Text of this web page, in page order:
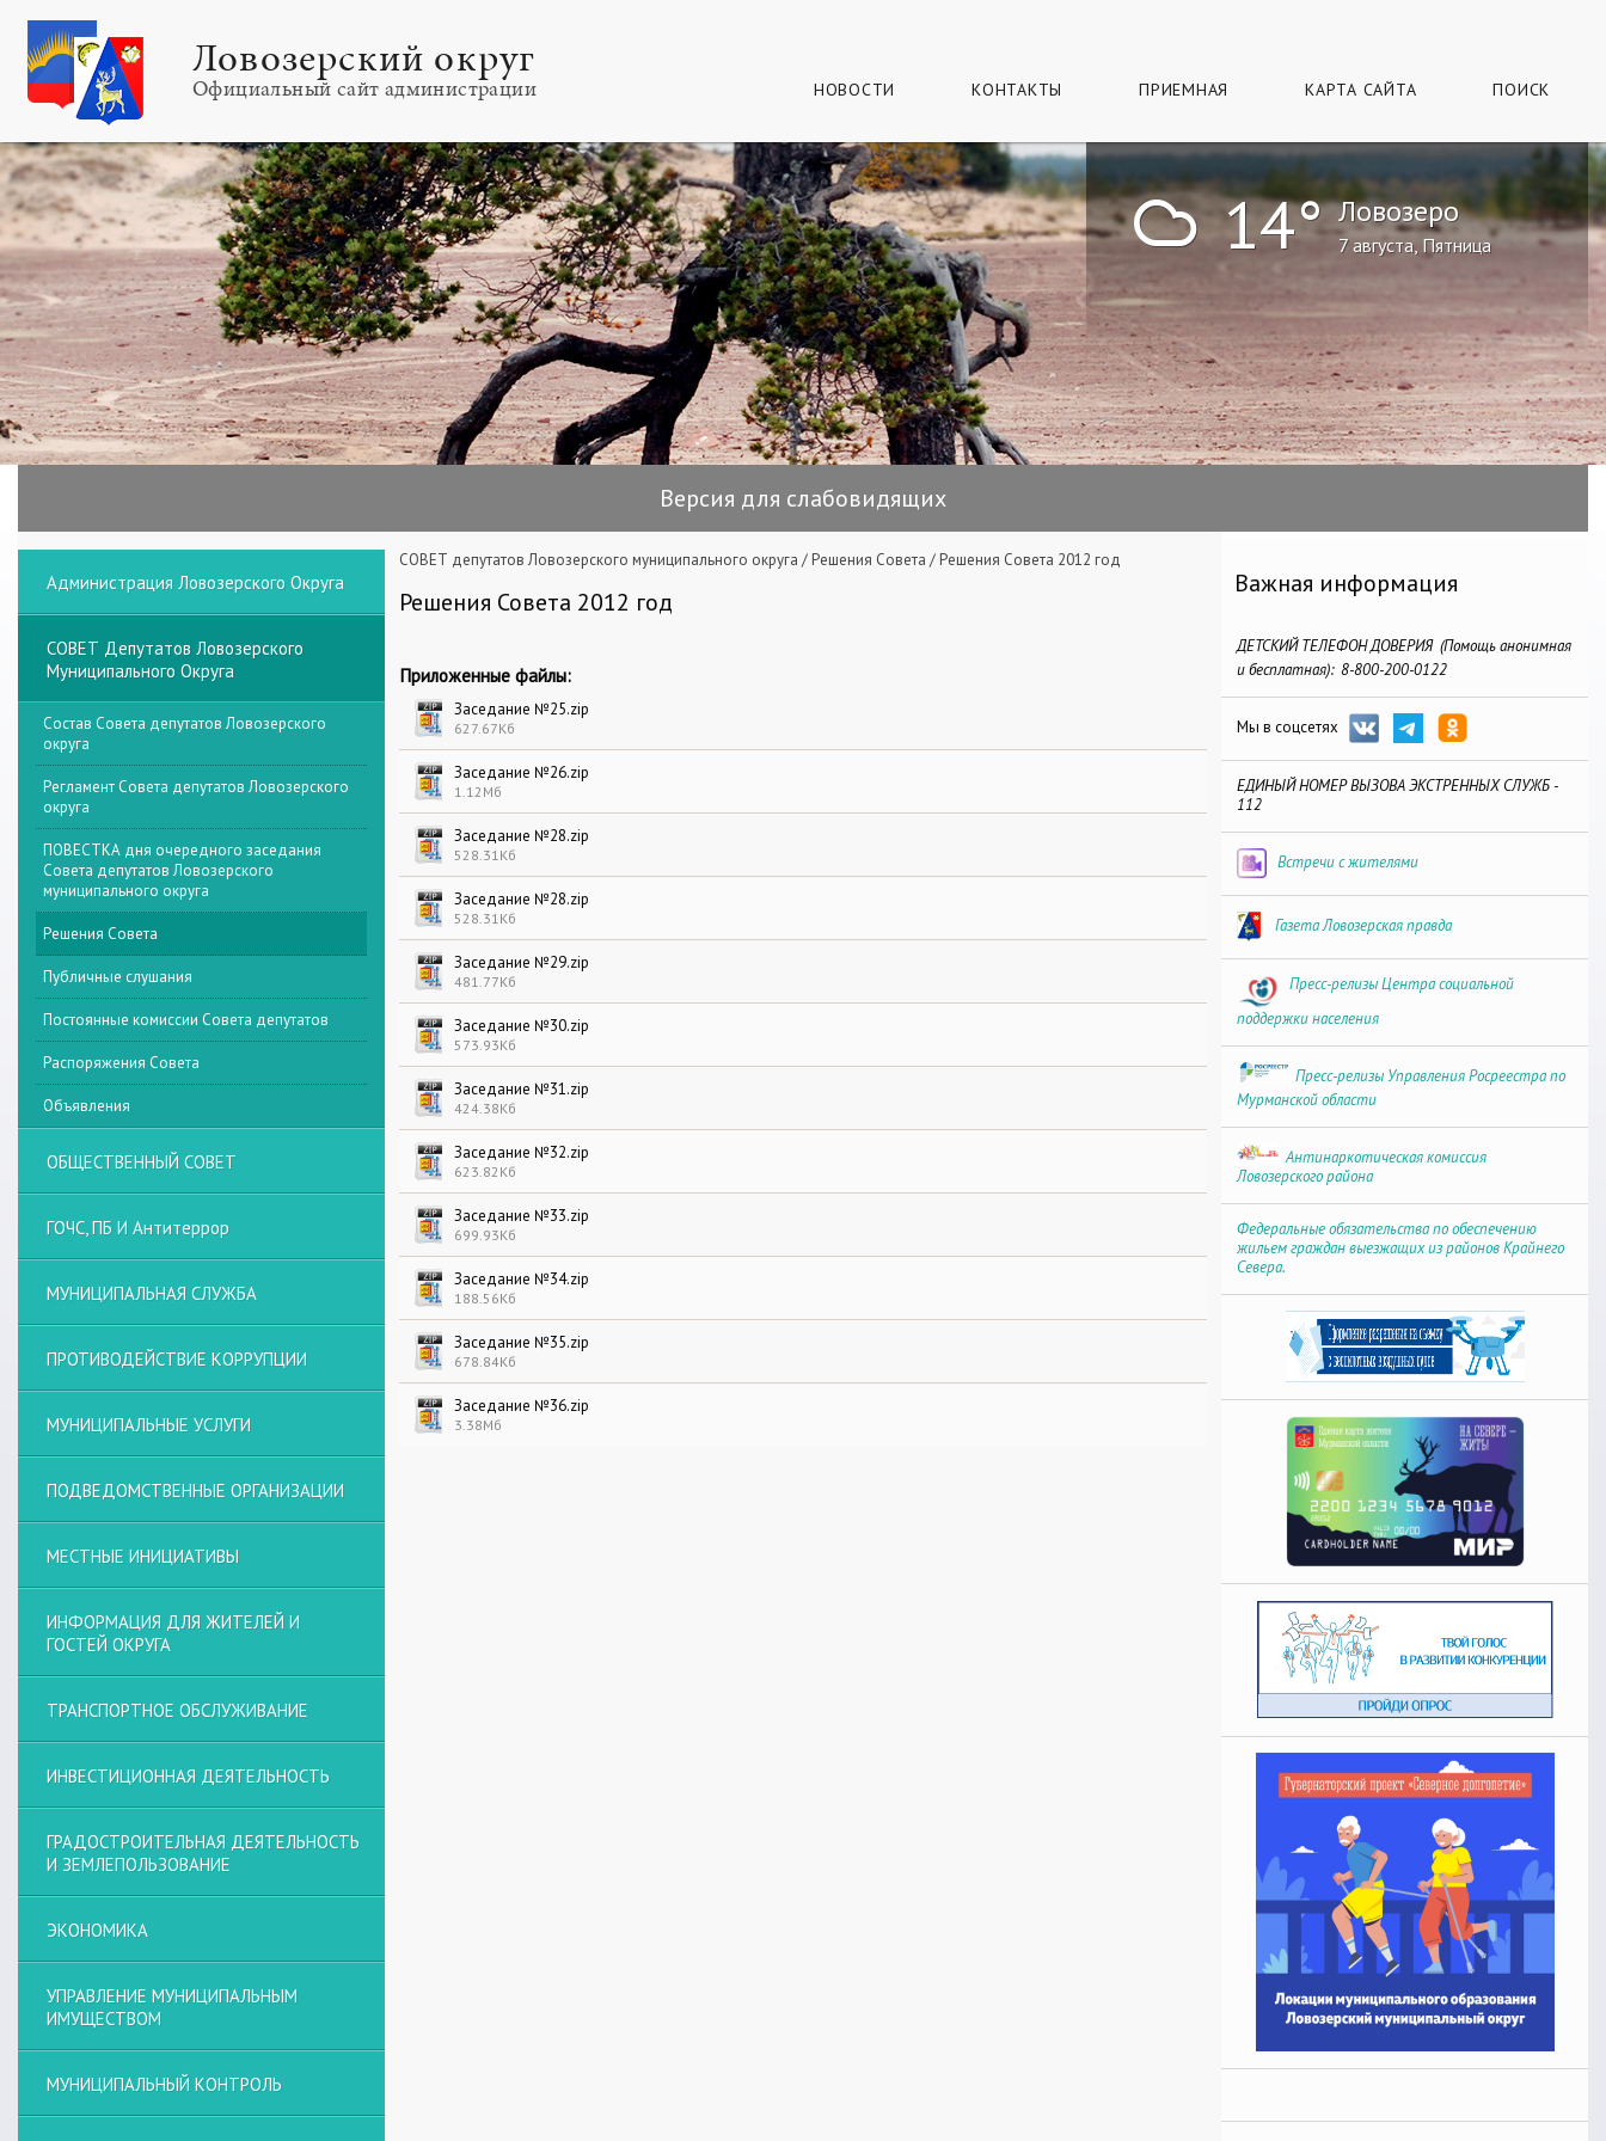
Ловозерский округ
Официальный сайт администрации НОВОСТИ КОНТАКТЫ ПРИЕМНАЯ КАРТА САЙТА ПОИСК
! 14° Ловозеро
7 августа, Пятница
Версия для слабовидящих
СОВЕТ депутатов Ловозерского муниципального округа / Решения Совета / Решения Совета 2012 год
Решения Совета 2012 год
Приложенные файлы:
Заседание №25.zip
627.67Кб
Заседание №26.zip
1.12Мб
Заседание №28.zip
528.31Кб
Заседание №28.zip
528.31Кб
Заседание №29.zip
481.77Кб
Заседание №30.zip
573.93Кб
Заседание №31.zip
424.38Кб
Заседание №32.zip
623.82Кб
Заседание №33.zip
699.93Кб
Заседание №34.zip
188.56Кб
Заседание №35.zip
678.84Кб
Заседание №36.zip
3.38Мб
Администрация Ловозерского Округа
СОВЕТ Депутатов Ловозерского
Муниципального Округа
Состав Совета депутатов Ловозерского
округа
Регламент Совета депутатов Ловозерского
округа
ПОВЕСТКА дня очередного заседания
Совета депутатов Ловозерского
муниципального округа
Решения Совета
Публичные слушания
Постоянные комиссии Совета депутатов
Распоряжения Совета
Объявления
ОБЩЕСТВЕННЫЙ СОВЕТ
ГОЧС, ПБ И Антитеррор
МУНИЦИПАЛЬНАЯ СЛУЖБА
ПРОТИВОДЕЙСТВИЕ КОРРУПЦИИ
МУНИЦИПАЛЬНЫЕ УСЛУГИ
ПОДВЕДОМСТВЕННЫЕ ОРГАНИЗАЦИИ
МЕСТНЫЕ ИНИЦИАТИВЫ
ИНФОРМАЦИЯ ДЛЯ ЖИТЕЛЕЙ И
ГОСТЕЙ ОКРУГА
ТРАНСПОРТНОЕ ОБСЛУЖИВАНИЕ
ИНВЕСТИЦИОННАЯ ДЕЯТЕЛЬНОСТЬ
ГРАДОСТРОИТЕЛЬНАЯ ДЕЯТЕЛЬНОСТЬ
И ЗЕМЛЕПОЛЬЗОВАНИЕ
ЭКОНОМИКА
УПРАВЛЕНИЕ МУНИЦИПАЛЬНЫМ
ИМУЩЕСТВОМ
МУНИЦИПАЛЬНЫЙ КОНТРОЛЬ
Важная информация
ДЕТСКИЙ ТЕЛЕФОН ДОВЕРИЯ (Помощь анонимная
и бесплатная): 8-800-200-0122
Мы в соцсетях
ЕДИНЫЙ НОМЕР ВЫЗОВА ЭКСТРЕННЫХ СЛУЖБ -
112
Встречи с жителями
Газета Ловозерская правда
Пресс-релизы Центра социальной
поддержки населения
Пресс-релизы Управления Росреестра по
Мурманской области
Антинаркотическая комиссия
Ловозерского района
Федеральные обязательства по обеспечению
жильем граждан выезжащих из районов Крайнего
Севера.